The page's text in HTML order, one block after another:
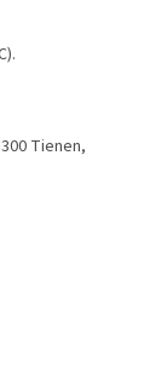
Tienen,